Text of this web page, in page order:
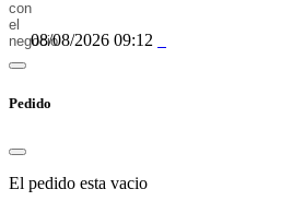
08/08/2026 09:12
Pedido
El pedido esta vacio